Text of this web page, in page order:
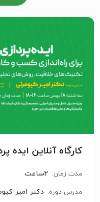
کارگاه آنلاین ایده
مدت زمان: ۲ساعت
مدرس دوره: دکتر امیر